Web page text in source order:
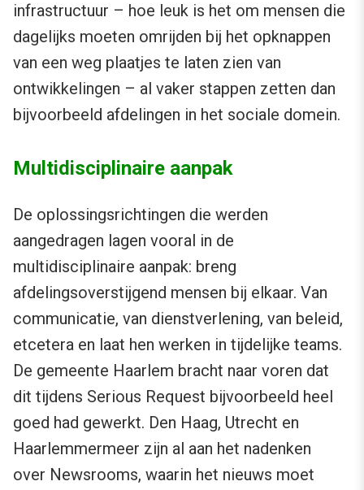
infrastructuur – hoe leuk is het om mensen die
dagelijks moeten omrijden bij het opknappen
van een weg plaatjes te laten zien van
ontwikkelingen – al vaker stappen zetten dan
bijvoorbeeld afdelingen in het sociale domein.
Multidisciplinaire aanpak
De oplossingsrichtingen die werden
aangedragen lagen vooral in de
multidisciplinaire aanpak: breng
afdelingsoverstijgend mensen bij elkaar. Van
communicatie, van dienstverlening, van beleid,
etcetera en laat hen werken in tijdelijke teams.
De gemeente Haarlem bracht naar voren dat
dit tijdens Serious Request bijvoorbeeld heel
goed had gewerkt. Den Haag, Utrecht en
Haarlemmermeer zijn al aan het nadenken
over Newsrooms, waarin het nieuws moet